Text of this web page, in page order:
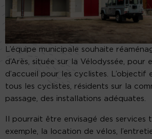
L’équipe municipale souhaite
d’Arès, située sur la Vélodyssée, pour
d’accueil pour les cyclistes. L’objectif
tous les cyclistes, résidents sur la
passage, des installations adéquates.
Il pourrait être envisagé des services
exemple, la location de vélos,